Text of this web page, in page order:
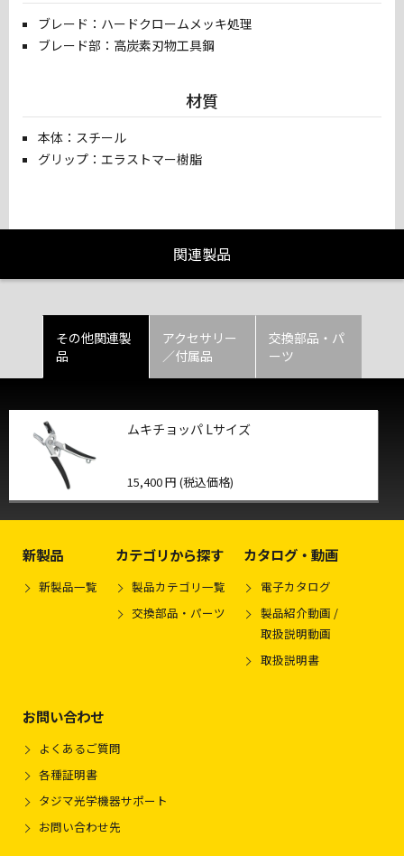
ブレード：ハードクロームメッキ処理
ブレード部：高炭素刃物工具鋼
材質
本体：スチール
グリップ：エラストマー樹脂
関連製品
その他関連製
品
アクセサリー
／付属品
交換部品・パ
ーツ
ムキチョッパ Lサイズ
15,400 円 (税込価格)
新製品
新製品一覧
カテゴリから探す
製品カテゴリ一覧
交換部品・パーツ
カタログ・動画
電子カタログ
製品紹介動画 /
取扱説明動画
取扱説明書
お問い合わせ
よくあるご質問
各種証明書
タジマ光学機器サポート
お問い合わせ先